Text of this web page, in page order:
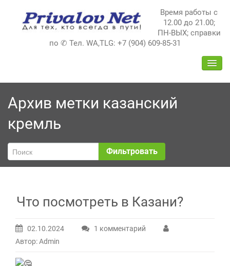
содержимому
Время работы с
12.00 до 21.00;
ПН-ВЫХ; справки
по ✆ Тел. WA,TLG: +7 (904) 609-85-31
Архив метки казанский
кремль
Фильтровать
Что посмотреть в Казани?
02.10.2024 1 комментарий
Автор: Admin